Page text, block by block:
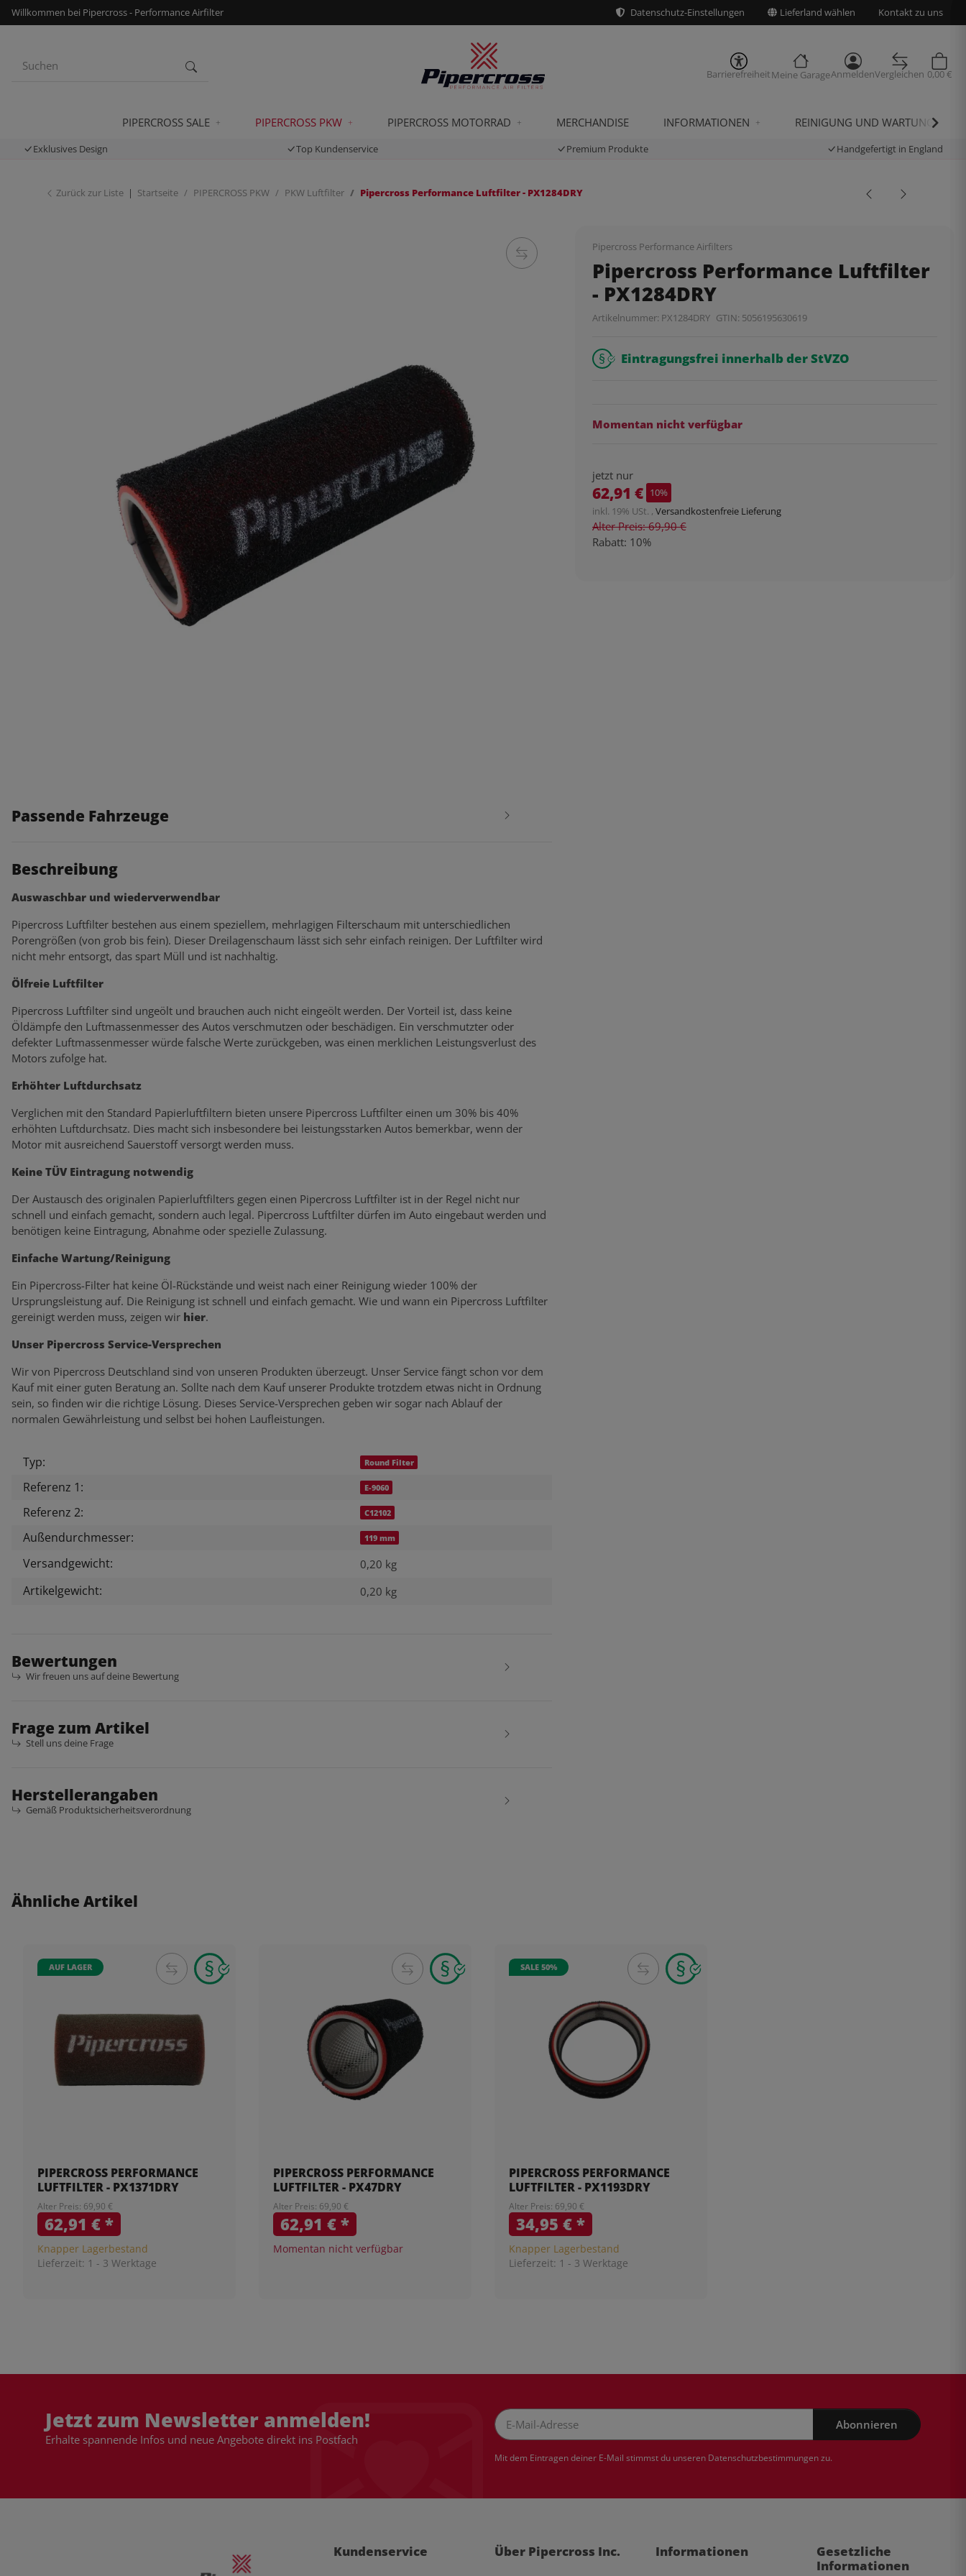
Willkommen bei Pipercross - Performance Airfilter Datenschutz-Einstellungen Lieferland wählen Kontakt zu uns
BarrierefreiheitMeine GarageAnmeldenVergleichen 0,00 €
PIPERCROSS SALE PIPERCROSS PKW PIPERCROSS MOTORRAD MERCHANDISE INFORMATIONEN REINIGUNG UND WARTUNG
Exklusives Design Top Kundenservice Premium Produkte Handgefertigt in England
Zurück zur Liste Startseite PIPERCROSS PKW PKW Luftfilter Pipercross Performance Luftfilter - PX1284DRY
Pipercross Performance Airfilters
Pipercross Performance Luftfilter
- PX1284DRY
Artikelnummer: PX1284DRY GTIN: 5056195630619
Eintragungsfrei innerhalb der StVZO
Momentan nicht verfügbar
jetzt nur
62,91 € 10%
inkl. 19% USt. , Versandkostenfreie Lieferung
Alter Preis: 69,90 €
Rabatt: 10%
Passende Fahrzeuge
Beschreibung
Auswaschbar und wiederverwendbar
Pipercross Luftfilter bestehen aus einem speziellem, mehrlagigen Filterschaum mit unterschiedlichen
Porengrößen (von grob bis fein). Dieser Dreilagenschaum lässt sich sehr einfach reinigen. Der Luftfilter wird
nicht mehr entsorgt, das spart Müll und ist nachhaltig.
Ölfreie Luftfilter
Pipercross Luftfilter sind ungeölt und brauchen auch nicht eingeölt werden. Der Vorteil ist, dass keine
Öldämpfe den Luftmassenmesser des Autos verschmutzen oder beschädigen. Ein verschmutzter oder
defekter Luftmassenmesser würde falsche Werte zurückgeben, was einen merklichen Leistungsverlust des
Motors zufolge hat.
Erhöhter Luftdurchsatz
Verglichen mit den Standard Papierluftfiltern bieten unsere Pipercross Luftfilter einen um 30% bis 40%
erhöhten Luftdurchsatz. Dies macht sich insbesondere bei leistungsstarken Autos bemerkbar, wenn der
Motor mit ausreichend Sauerstoff versorgt werden muss.
Keine TÜV Eintragung notwendig
Der Austausch des originalen Papierluftfilters gegen einen Pipercross Luftfilter ist in der Regel nicht nur
schnell und einfach gemacht, sondern auch legal. Pipercross Luftfilter dürfen im Auto eingebaut werden und
benötigen keine Eintragung, Abnahme oder spezielle Zulassung.
Einfache Wartung/Reinigung
Ein Pipercross-Filter hat keine Öl-Rückstände und weist nach einer Reinigung wieder 100% der
Ursprungsleistung auf. Die Reinigung ist schnell und einfach gemacht. Wie und wann ein Pipercross Luftfilter
gereinigt werden muss, zeigen wir hier.
Unser Pipercross Service-Versprechen
Wir von Pipercross Deutschland sind von unseren Produkten überzeugt. Unser Service fängt schon vor dem
Kauf mit einer guten Beratung an. Sollte nach dem Kauf unserer Produkte trotzdem etwas nicht in Ordnung
sein, so finden wir die richtige Lösung. Dieses Service-Versprechen geben wir sogar nach Ablauf der
normalen Gewährleistung und selbst bei hohen Laufleistungen.
Produkteigenschaft
Wert
Typ: Round Filter
Referenz 1: E-9060
Referenz 2: C12102
Außendurchmesser: 119 mm
Versandgewicht: 0,20 kg
Artikelgewicht: 0,20 kg
Bewertungen
Wir freuen uns auf deine Bewertung
Frage zum Artikel
Stell uns deine Frage
Herstellerangaben
Gemäß Produktsicherheitsverordnung
Ähnliche Artikel
AUF LAGER
PIPERCROSS PERFORMANCE
LUFTFILTER - PX1371DRY
Alter Preis: 69,90 €
62,91 €*
Knapper Lagerbestand
Lieferzeit: 1 - 3 Werktage
PIPERCROSS PERFORMANCE
LUFTFILTER - PX47DRY
Alter Preis: 69,90 €
62,91 €*
Momentan nicht verfügbar
SALE 50%
PIPERCROSS PERFORMANCE
LUFTFILTER - PX1193DRY
Alter Preis: 69,90 €
34,95 €*
Knapper Lagerbestand
Lieferzeit: 1 - 3 Werktage
Jetzt zum Newsletter anmelden!
Erhalte spannende Infos und neue Angebote direkt ins Postfach
Abonnieren
Mit dem Eintragen deiner E-Mail stimmst du unseren Datenschutzbestimmungenzu.
Kundenservice Über Pipercross Inc. Informationen
Gesetzliche
Informationen